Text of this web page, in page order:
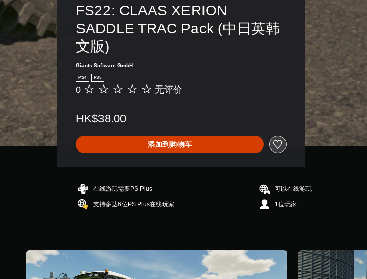
FS22: CLAAS XERION
SADDLE TRAC Pack (中日英韩
文版)
Giants Software GmbH
PS4 PS5
无
0 无评价
HK$38.00
添加到购物车
在线游玩需要PS Plus
支持多达6位PS Plus在线玩家
可以在线游玩
1位玩家